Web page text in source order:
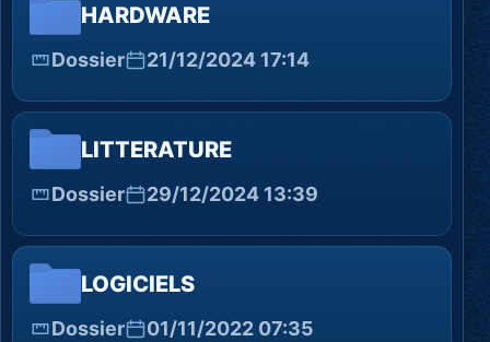
HARDWARE
Dossier 21/12/2024 17:14
LITTERATURE
Dossier 29/12/2024 13:39
LOGICIELS
Dossier 01/11/2022 07:35